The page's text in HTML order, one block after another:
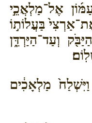
אֶל־מַלְאֲכֵ֣י
בַּעֲלוֹת֣וֹ
וְעַד־הַיַּרְדֵּ֑ן
מַלְאָכִ֔ים